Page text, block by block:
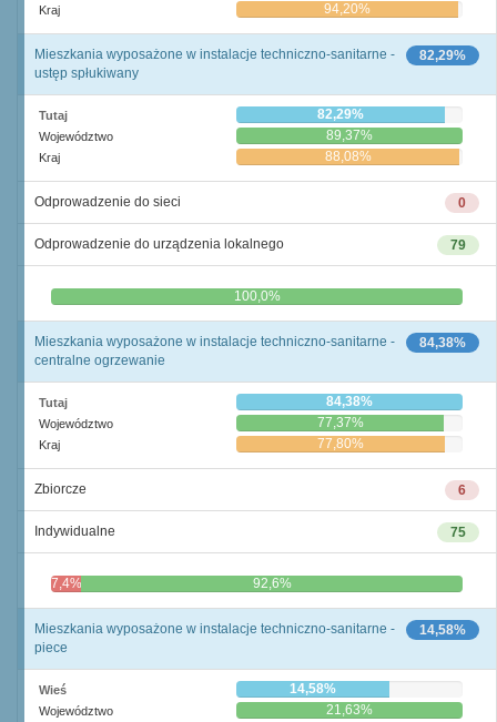
Kraj 94,20%
82,29%
Mieszkania wyposażone w instalacje techniczno-sanitarne -
ustęp spłukiwany
Tutaj 82,29%
Województwo 89,37%
Kraj 88,08%
0
Odprowadzenie do sieci
79
Odprowadzenie do urządzenia lokalnego
0,0% 100,0%
84,38%
Mieszkania wyposażone w instalacje techniczno-sanitarne -
centralne ogrzewanie
Tutaj 84,38%
Województwo 77,37%
Kraj 77,80%
6
Zbiorcze
75
Indywidualne
7,4% 92,6%
14,58%
Mieszkania wyposażone w instalacje techniczno-sanitarne -
piece
Wieś 14,58%
Województwo 21,63%